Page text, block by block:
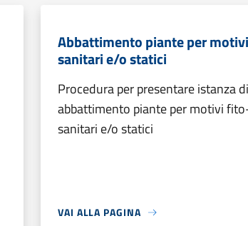
Abbattimento piante per
sanitari e/o statici
Procedura per presentare istanza di
abbattimento piante per motivi
sanitari e/o statici
VAI ALLA PAGINA